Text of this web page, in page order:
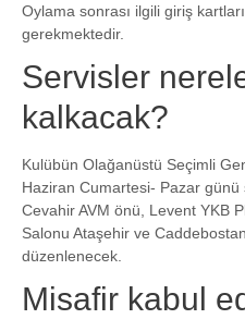
Oylama sonrası ilgili giriş
gerekmektedir.
Servisler
kalkacak?
Kulübün Olağanüstü Seçimli
Haziran Cumartesi- Pazar günü
Cevahir AVM önü, Levent YKB
Salonu Ataşehir ve
düzenlenecek.
Misafir kabul